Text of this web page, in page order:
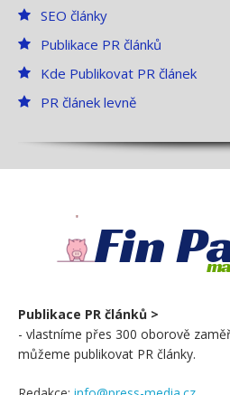
SEO články
Publikace PR článků
Kde Publikovat PR článek
PR článek levně
Fin
Publikace PR článků >
- vlastníme přes 300 oborově
můžeme publikovat PR články.